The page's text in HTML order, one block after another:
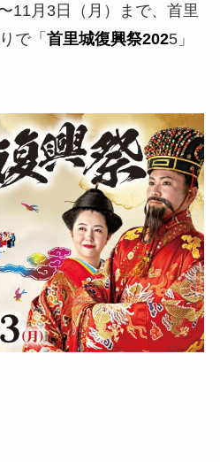
11月3日（月）まで、首里
で「 首里城復興祭2025」